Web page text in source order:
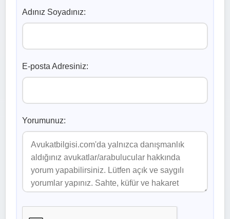
Adınız Soyadınız:
E-posta Adresiniz:
Yorumunuz: